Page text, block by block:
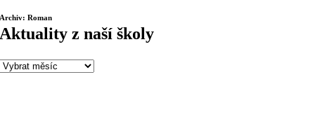
Archiv: Roman
Aktuality z naší školy